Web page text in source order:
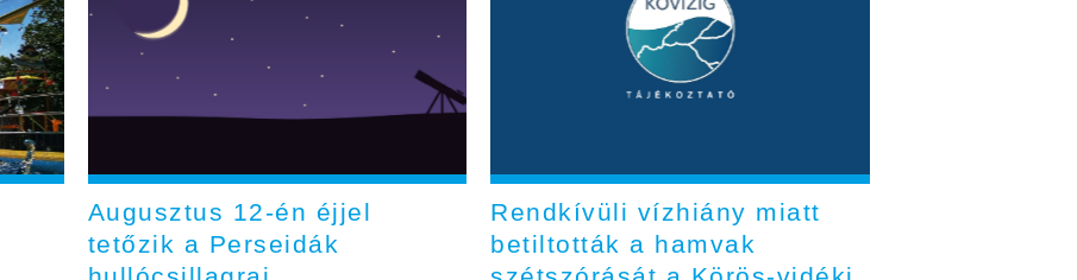
Augusztus 12-én éjjel
tetőzik a Perseidák
Rendkívüli vízhiány miatt
betiltották a hamvak